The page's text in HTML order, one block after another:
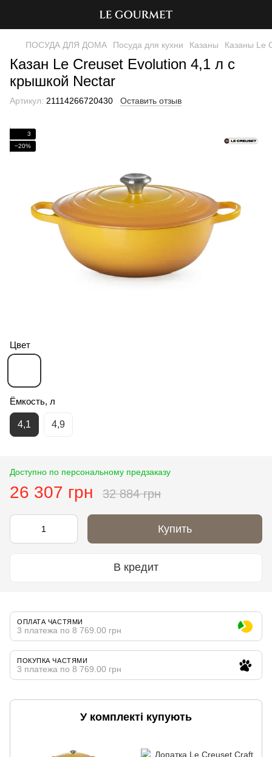
ПОСУДА ДЛЯ ДОМА Посуда для кухни Казаны Казаны Le
Казан Le Creuset Evolution 4,1 л с
крышкой Nectar
Артикул: 21114266720430 Оставить отзыв
3
−20%
Цвет
Ёмкость, л
4,1 4,9
Доступно по персональному предзаказу
26 307 грн 32 884 грн
Купить
В кредит
ОПЛАТА ЧАСТЯМИ
3 платежа по 8 769.00 грн
ПОКУПКА ЧАСТЯМИ
3 платежа по 8 769.00 грн
У комплекті купують